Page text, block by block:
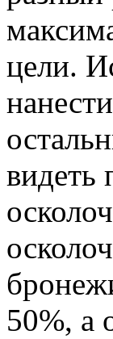
цели.
видеть
50%, а